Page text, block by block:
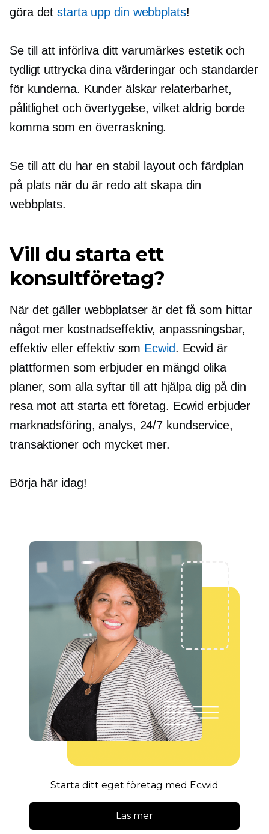
göra detstarta upp din webbplats!
Se till att införliva ditt varumärkes estetik och
tydligt uttrycka dina värderingar och standarder
för kunderna. Kunder älskar relaterbarhet,
pålitlighet och övertygelse, vilket aldrig borde
komma som en överraskning.
Se till att du har en stabil layout och färdplan
på plats när du är redo att skapa din
webbplats.
Vill du starta ett
konsultföretag?
När det gäller webbplatser är det få som hittar
något mer kostnadseffektiv, anpassningsbar,
effektiv eller effektiv som Ecwid. Ecwid är
plattformen som erbjuder en mängd olika
planer, som alla syftar till att hjälpa dig på din
resa mot att starta ett företag. Ecwid erbjuder
marknadsföring, analys, 24/7 kundservice,
transaktioner och mycket mer.
Börja här idag!
Starta ditt eget företag med Ecwid
Läs mer